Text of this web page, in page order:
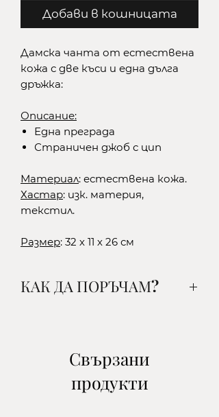
Добави в кошницата
Дамска чанта от естествена
кожа с две къси и една дълга
дръжка:
Описание:
Една преграда
Страничен джоб с цип
Материал: естествена кожа.
Хастар: изк. материя,
текстил.
Размер: 32 х 11 х 26 см
КАК ДА ПОРЪЧАМ?
-до офис на ЕКОНТ- наложен
Свързани
продукти